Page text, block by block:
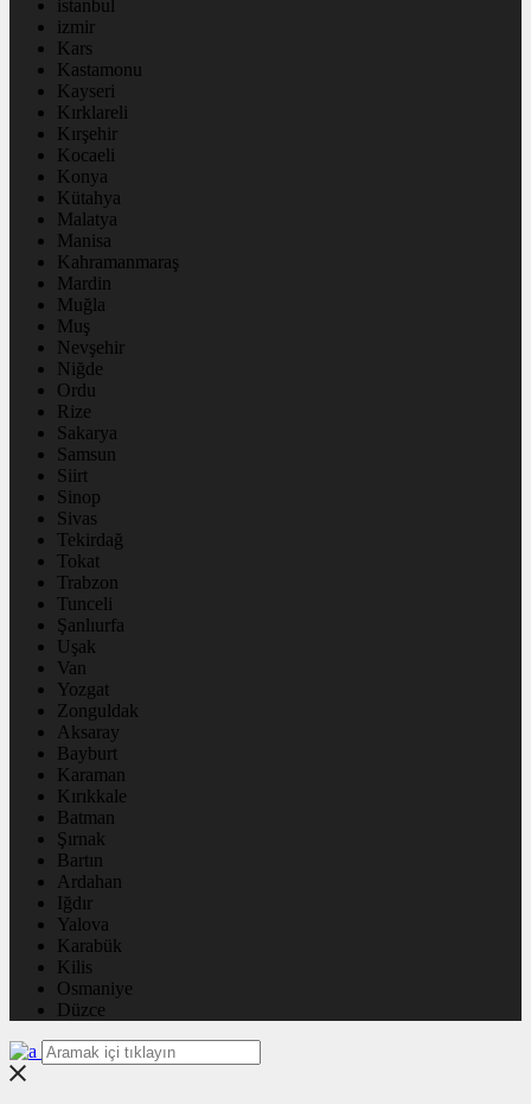
istanbul
izmir
Kars
Kastamonu
Kayseri
Kırklareli
Kırşehir
Kocaeli
Konya
Kütahya
Malatya
Manisa
Kahramanmaraş
Mardin
Muğla
Muş
Nevşehir
Niğde
Ordu
Rize
Sakarya
Samsun
Siirt
Sinop
Sivas
Tekirdağ
Tokat
Trabzon
Tunceli
Şanlıurfa
Uşak
Van
Yozgat
Zonguldak
Aksaray
Bayburt
Karaman
Kırıkkale
Batman
Şırnak
Bartın
Ardahan
Iğdır
Yalova
Karabük
Kilis
Osmaniye
Düzce